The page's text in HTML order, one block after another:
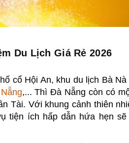
Du Lịch Giá Rẻ 2026
cổ Hội An, khu du lịch Bà
,... Thì Đà Nẵng còn có
Tài. Với khung cảnh thiên
tiện ích hấp dẫn hứa hẹn